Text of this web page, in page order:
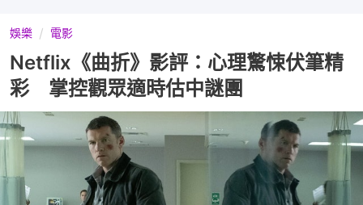
娛樂 電影
Netflix《曲折》影評：心理驚悚伏筆精
彩 掌控觀眾適時估中謎團